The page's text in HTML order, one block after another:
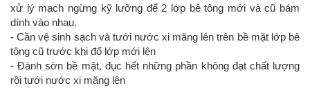
xử lý mạch ngừng kỹ lưỡng để 2 lớp bê tông mới và cũ bám
dính vào nhau.
- Cần vệ sinh sạch và tưới nước xi măng lên trên bề mặt lớp bê
tông cũ trước khi đổ lớp mới lên
- Đánh sờn bề mặt, đục hết những phần không đạt chất lượng
rồi tưới nước xi măng lên